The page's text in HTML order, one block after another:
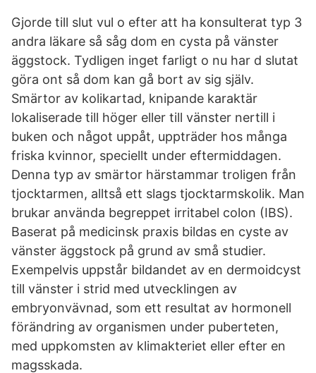
Gjorde till slut vul o efter att ha konsulterat typ 3
andra läkare så såg dom en cysta på vänster
äggstock. Tydligen inget farligt o nu har d slutat
göra ont så dom kan gå bort av sig själv.
Smärtor av kolikartad, knipande karaktär
lokaliserade till höger eller till vänster nertill i
buken och något uppåt, uppträder hos många
friska kvinnor, speciellt under eftermiddagen.
Denna typ av smärtor härstammar troligen från
tjocktarmen, alltså ett slags tjocktarmskolik. Man
brukar använda begreppet irritabel colon (IBS).
Baserat på medicinsk praxis bildas en cyste av
vänster äggstock på grund av små studier.
Exempelvis uppstår bildandet av en dermoidcyst
till vänster i strid med utvecklingen av
embryonvävnad, som ett resultat av hormonell
förändring av organismen under puberteten,
med uppkomsten av klimakteriet eller efter en
magsskada.